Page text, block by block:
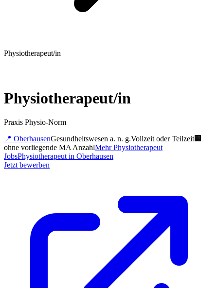
Physiotherapeut/in
Physiotherapeut/in
Praxis Physio-Norm
📍 OberhausenGesundheitswesen a. n. g.Vollzeit oder Teilzeit🏢
ohne vorliegende MA AnzahlMehrPhysiotherapeut
JobsPhysiotherapeut in Oberhausen
Jetzt bewerben